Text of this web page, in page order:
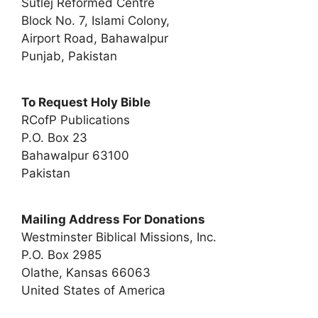
Block No. 7, Islami Colony,
Airport Road, Bahawalpur
Punjab, Pakistan
To Request Holy Bible
RCofP Publications
P.O. Box 23
Bahawalpur 63100
Pakistan
Mailing Address For Donations
Westminster Biblical Missions, Inc.
P.O. Box 2985
Olathe, Kansas 66063
United States of America